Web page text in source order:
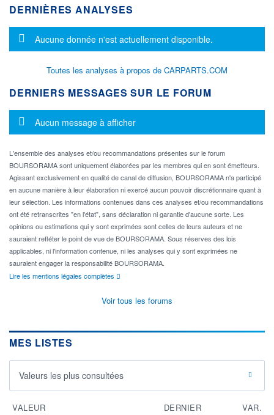
DERNIÈRES ANALYSES
Message d'information
Aucune donnée n'est actuellement disponible.
Toutes les analyses à propos de CARPARTS.COM
DERNIERS MESSAGES SUR LE FORUM
Message d'information
Aucun message à afficher
L'ensemble des analyses et/ou recommandations présentes sur le forum
BOURSORAMA sont uniquement élaborées par les membres qui en sont émetteurs.
Agissant exclusivement en qualité de canal de diffusion, BOURSORAMA n'a participé
en aucune manière à leur élaboration ni exercé aucun pouvoir discrétionnaire quant à
leur sélection. Les informations contenues dans ces analyses et/ou recommandations
ont été retranscrites "en l'état", sans déclaration ni garantie d'aucune sorte. Les
opinions ou estimations qui y sont exprimées sont celles de leurs auteurs et ne
sauraient refléter le point de vue de BOURSORAMA. Sous réserves des lois
applicables, ni l'information contenue, ni les analyses qui y sont exprimées ne
sauraient engager la responsabilité BOURSORAMA.
Lire les mentions légales complètes
Voir tous les forums
MES LISTES
Valeurs les plus consultées
VALEUR DERNIER VAR.